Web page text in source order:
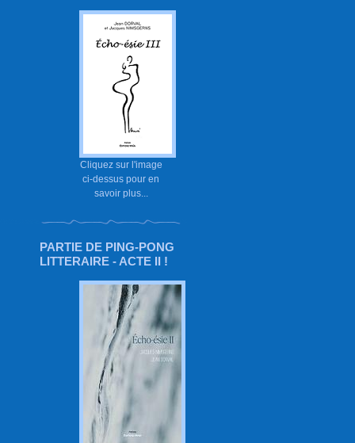
Cliquez sur l'image
ci-dessus pour en
savoir plus...
PARTIE DE PING-PONG
LITTERAIRE - ACTE II !